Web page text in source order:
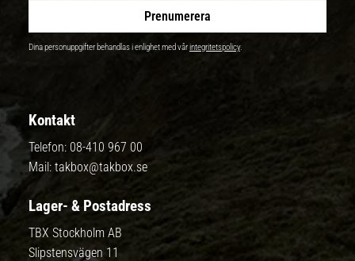
Prenumerera
Dina personuppgifter behandlas i enlighet med vårintegritetspolicy.
Kontakt
Telefon: 08-410 967 00
Mail: takbox@takbox.se
Lager- & Postadress
TBX Stockholm AB
Slipstensvägen 11